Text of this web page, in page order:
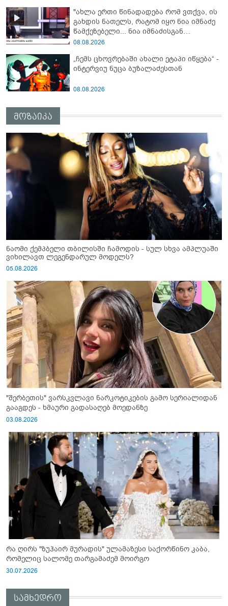
"ახლა ერთი წინადადება რომ ვთქვა, ის
გახდის ნათელს, რატომ იყო ნია იმნაძე
წამქეზებელი... ნია იმნაძისგან
გამოსული ინფორმაციაა ეს" - რას
08.08.2026
„ჩემს ცხოვრებაში ახალი ეტაპი იწყება“ -
ინტერვიუ ნუცა ბუზალაძესთან
08.08.2026
მოზაიკა
ნაომი ქემპბელი თბილისში ჩამოდის - სულ სხვა ამპლუაში
ვიხილავთ ლეგენდარულ მოდელს?
05.08.2026
"შერბეთის" ვარსკვლავი ნარკოტიკების გამო სერიალიდან
გააგდეს - ხმაური გადასაღებ მოედანზე
03.08.2026
რა ღირს "ზუჰაირ მურადის" ულამაზესი საქორწინო კაბა,
რომელიც სალომე თარგამაძემ მოირგო
30.07.2026
სამხედრო